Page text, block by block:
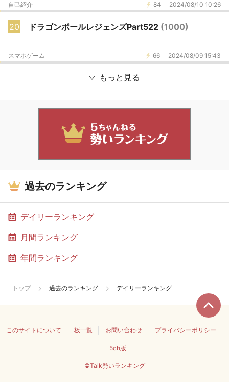
84 2024/08/10 10:26
自己紹介
20 ドラゴンボールレジェンズPart522 (1000)
66 2024/08/09 15:43
スマホゲーム
もっと見る
過去のランキング
デイリーランキング
月間ランキング
年間ランキング
トップ 過去のランキング デイリーランキング
このサイトについて 板一覧 お問い合わせ プライバシーポリシー
5ch版
©Talk勢いランキング